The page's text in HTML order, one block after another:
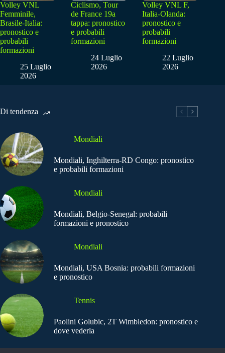
Volley VNL
Femminile,
Brasile-Italia:
pronostico e
probabili
formazioni
25 Luglio
2026
Ciclismo, Tour
de France 19a
tappa: pronostico
e probabili
formazioni
24 Luglio
2026
Volley VNL F,
Italia-Olanda:
pronostico e
probabili
formazioni
22 Luglio
2026
Di tendenza
Mondiali
Mondiali, Inghilterra-RD Congo: pronostico
e probabili formazioni
Mondiali
Mondiali, Belgio-Senegal: probabili
formazioni e pronostico
Mondiali
Mondiali, USA Bosnia: probabili formazioni
e pronostico
Tennis
Paolini Golubic, 2T Wimbledon: pronostico e
dove vederla